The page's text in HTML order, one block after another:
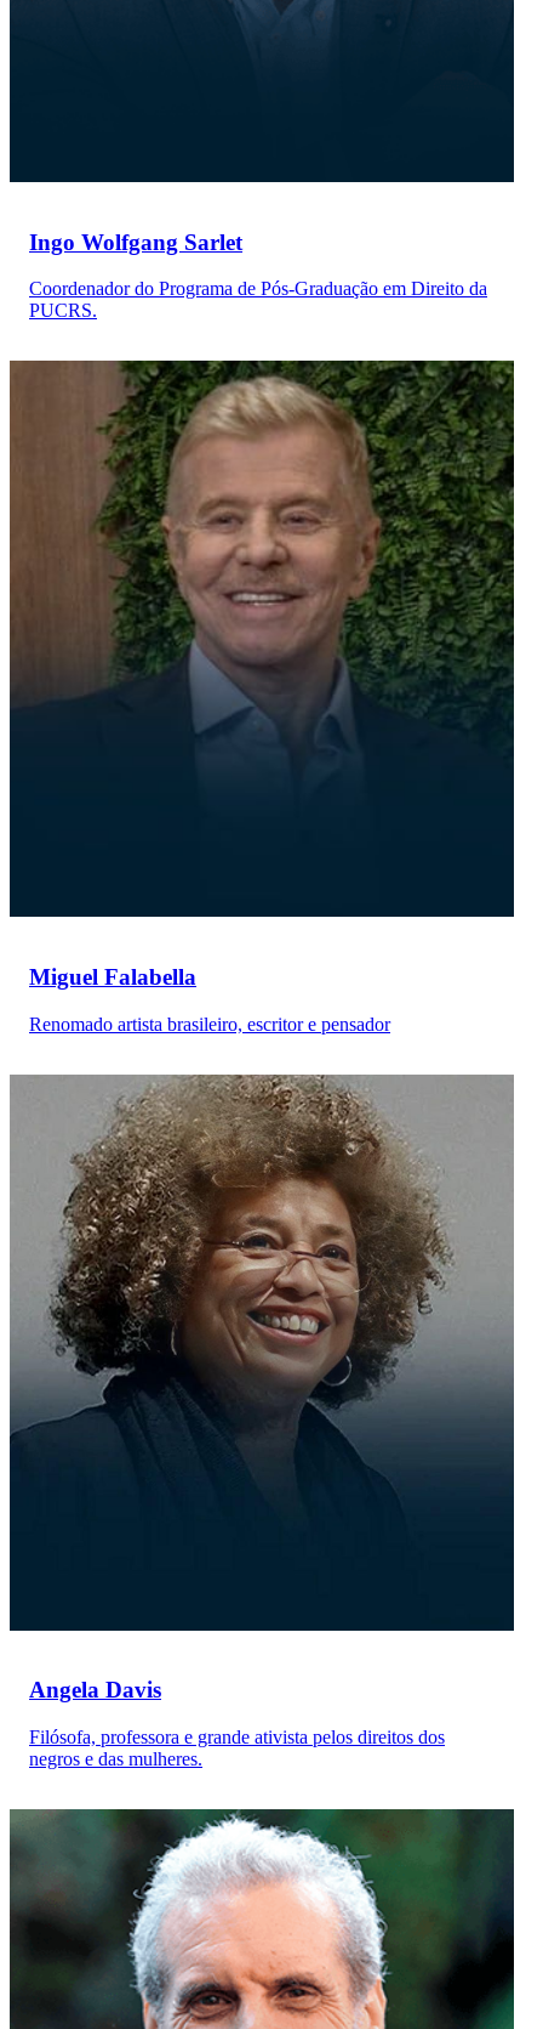
Ingo Wolfgang Sarlet
Coordenador do Programa de Pós-Graduação em Direito da
PUCRS.
Miguel Falabella
Renomado artista brasileiro, escritor e pensador
Angela Davis
Filósofa, professora e grande ativista pelos direitos dos
negros e das mulheres.